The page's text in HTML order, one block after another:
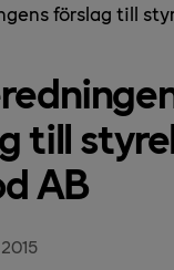
förslag till
till
AB